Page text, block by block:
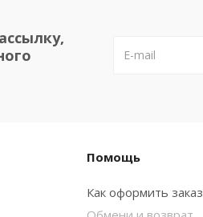
Помощь
Как оформить заказ